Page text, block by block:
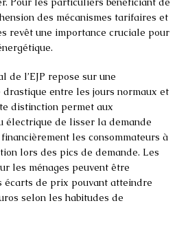
des mécanismes tarifaires et
revêt une importance cruciale pour
de l’EJP repose sur une
entre les jours normaux et
distinction permet aux
électrique de lisser la demande
les consommateurs à
lors des pics de demande. Les
les ménages peuvent être
écarts de prix pouvant atteindre
selon les habitudes de